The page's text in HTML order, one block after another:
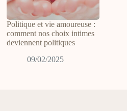
Politique et vie amoureuse :
comment nos choix intimes
deviennent politiques
09/02/2025